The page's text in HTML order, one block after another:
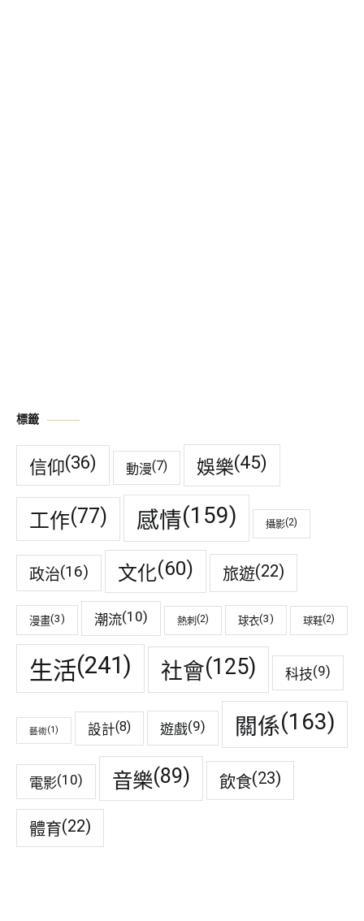
標籤
信仰(36) 動漫(7) 娛樂(45)
工作(77) 感情(159) 攝影(2)
政治(16) 文化(60) 旅遊(22)
漫畫(3) 潮流(10) 熱刺 (2) 球衣(3) 球鞋(2)
生活(241) 社會(125) 科技(9)
藝術(1) 設計(8) 遊戲(9) 關係(163)
電影(10) 音樂(89) 飲食(23)
體育(22)